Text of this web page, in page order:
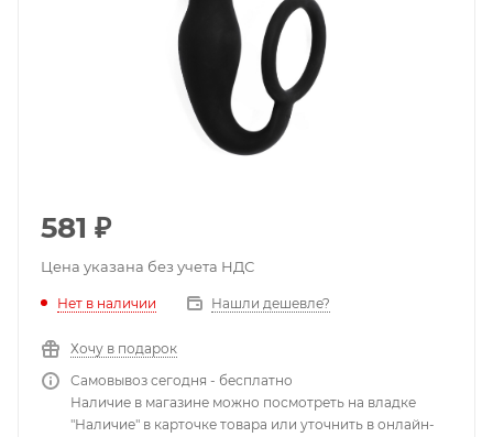
581 ₽
Цена указана без учета НДС
Нет в наличии Нашли дешевле?
Хочу в подарок
Самовывоз сегодня - бесплатно
Наличие в магазине можно посмотреть на владке
"Наличие" в карточке товара или уточнить в онлайн-